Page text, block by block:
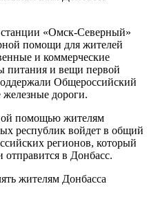
«Омск-Северный»
помощи для жителей
и коммерческие
питания и вещи первой
Общероссийский
дороги.
помощью жителям
республик войдет в общий
регионов, который
отправится в Донбасс.